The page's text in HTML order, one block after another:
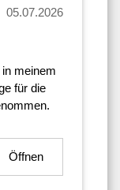
05.07.2026
meinem
für die
Öffnen